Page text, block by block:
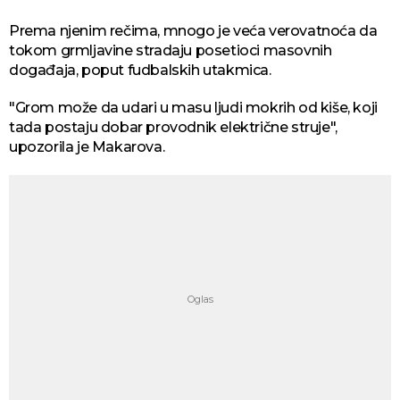
Prema njenim rečima, mnogo je veća verovatnoća da
tokom grmljavine stradaju posetioci masovnih
događaja, poput fudbalskih utakmica.
"Grom može da udari u masu ljudi mokrih od kiše, koji
tada postaju dobar provodnik električne struje",
upozorila je Makarova.